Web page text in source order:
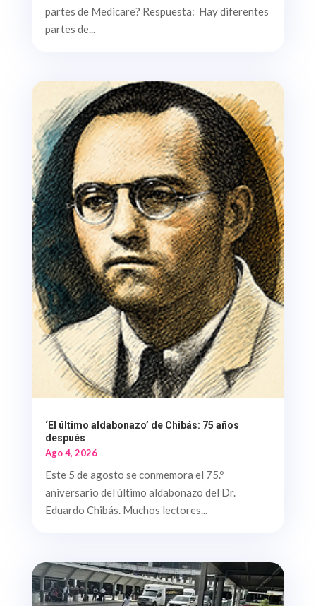
partes de Medicare? Respuesta: Hay diferentes
partes de...
‘El último aldabonazo’ de Chibás: 75 años
después
Ago 4, 2026
Este 5 de agosto se conmemora el 75.º
aniversario del último aldabonazo del Dr.
Eduardo Chibás. Muchos lectores...